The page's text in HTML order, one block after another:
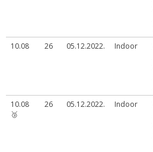
10.08
26 05.12.2022. Indoor
10.08
🥉
26 05.12.2022. Indoor